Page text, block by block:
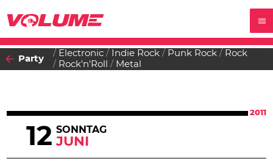
Party
Electronic Indie Rock Punk Rock
Rock
Rock'n'Roll
Metal
2011
12 SONNTAG
JUNI